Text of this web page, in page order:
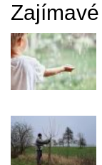
Zajímavé